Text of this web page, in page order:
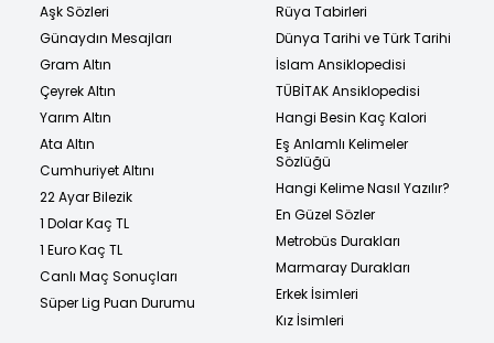
Aşk Sözleri
Günaydın Mesajları
Gram Altın
Çeyrek Altın
Yarım Altın
Ata Altın
Cumhuriyet Altını
22 Ayar Bilezik
1 Dolar Kaç TL
1 Euro Kaç TL
Canlı Maç Sonuçları
Süper Lig Puan Durumu
Rüya Tabirleri
Dünya Tarihi ve Türk Tarihi
İslam Ansiklopedisi
TÜBİTAK Ansiklopedisi
Hangi Besin Kaç Kalori
Eş Anlamlı Kelimeler
Sözlüğü
Hangi Kelime Nasıl Yazılır?
En Güzel Sözler
Metrobüs Durakları
Marmaray Durakları
Erkek İsimleri
Kız İsimleri